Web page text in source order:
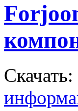
Скачать: